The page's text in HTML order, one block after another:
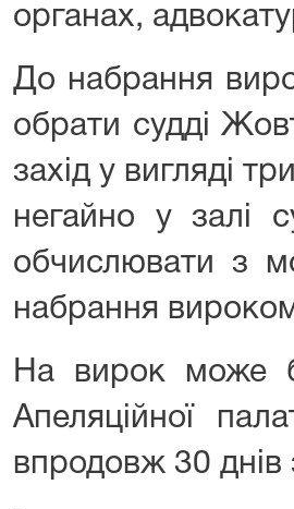
органах,
До набрання
обрати судді
захід у вигляді
негайно у залі
обчислювати з
набрання
На вирок може
Апеляційної
впродовж 30